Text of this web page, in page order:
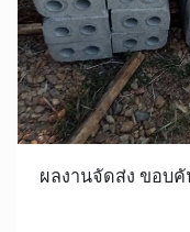
ผลงานจัดส่ง ขอบ